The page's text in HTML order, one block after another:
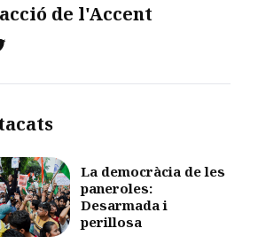
de l'Accent
La democràcia de les
paneroles:
Desarmada i
perillosa